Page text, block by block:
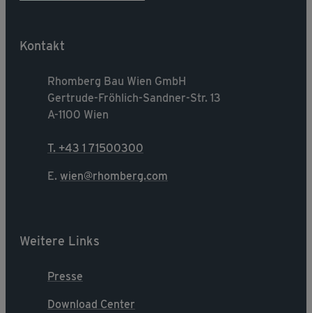
Kontakt
Rhomberg Bau Wien GmbH
Gertrude-Fröhlich-Sandner-Str. 13
A-1100 Wien
T. +43 1 71500300
E. wien@rhomberg.com
Weitere Links
Presse
Download Center